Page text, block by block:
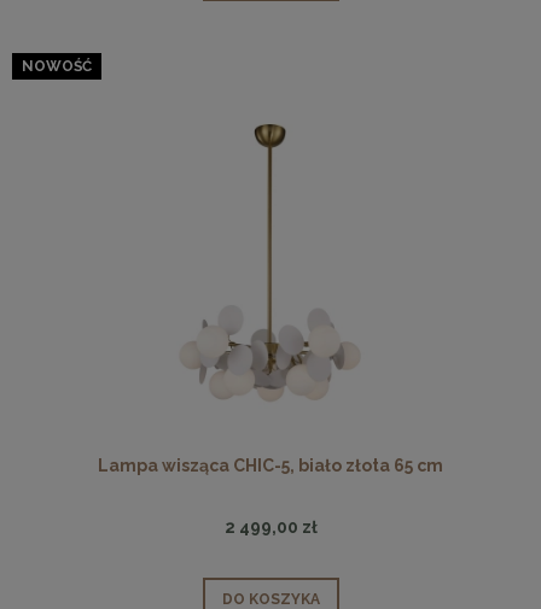
Lampa wisząca CHIC-5, biało złota 65 cm
2 499,00 zł
DO KOSZYKA
NOWOŚĆ